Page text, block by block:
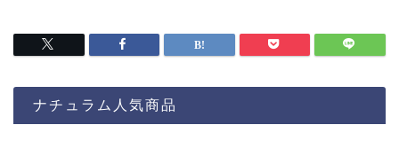
ナチュラム人気商品